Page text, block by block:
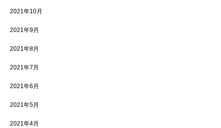
2021年10月
2021年9月
2021年8月
2021年7月
2021年6月
2021年5月
2021年4月